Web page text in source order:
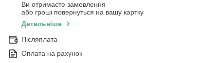
Ви отримаєте замовлення
або гроші повернуться на вашу картку
Детальніше
Післяплата
Оплата на рахунок